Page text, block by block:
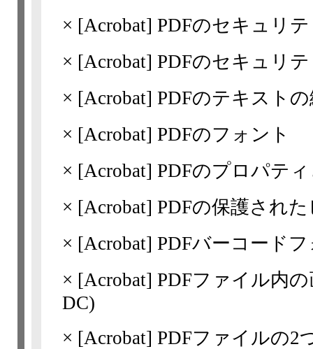
× [Acrobat] PDFのセキュリ
× [Acrobat] PDFのセキュリ
× [Acrobat] PDFのテキスト
× [Acrobat] PDFのフォント
× [Acrobat] PDFのプロパテ
× [Acrobat] PDFの保護され
× [Acrobat] PDFバーコード
× [Acrobat] PDFファイル内
DC)
× [Acrobat] PDFファイルの2